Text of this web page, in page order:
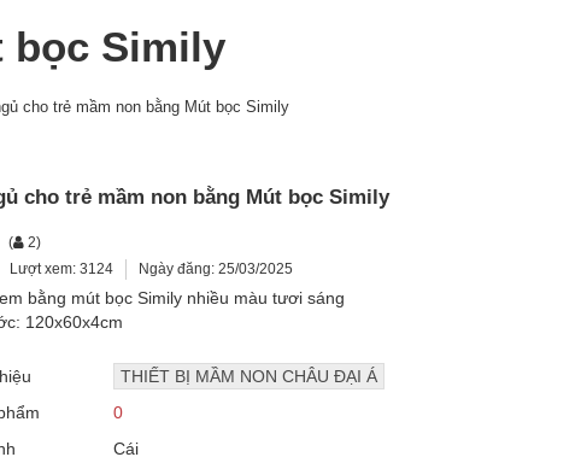
bọc Simily
cho trẻ mầm non bằng Mút bọc Simily
cho trẻ mầm non bằng Mút bọc Simily
( 2)
Lượt xem: 3124 Ngày đăng: 25/03/2025
bằng mút bọc Simily nhiều màu tươi sáng
120x60x4cm
THIẾT BỊ MẦM NON CHÂU ĐẠI Á
0
Cái